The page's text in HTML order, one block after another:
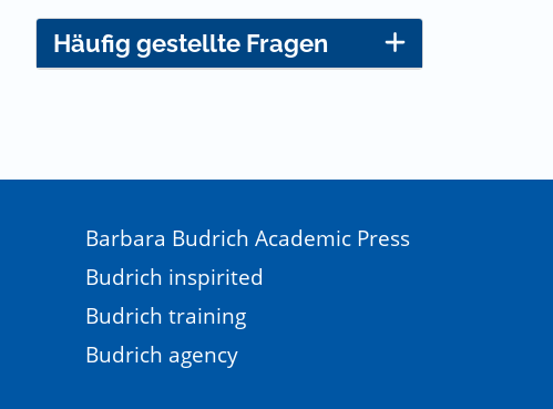
Häufig gestellte Fragen
Barbara Budrich Academic Press
Budrich inspirited
Budrich training
Budrich agency